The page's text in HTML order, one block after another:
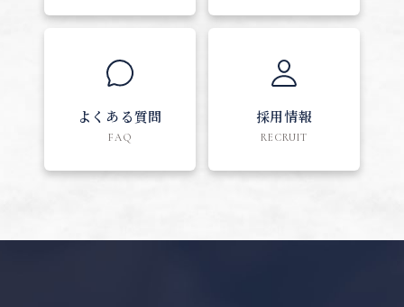
よくある質問
FAQ
採用情報
RECRUIT